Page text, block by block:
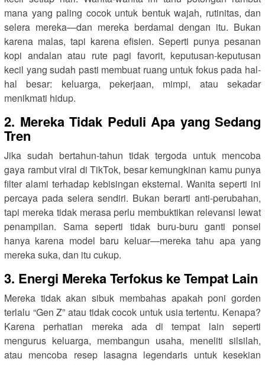
mana yang paling cocok untuk bentuk wajah, rutinitas, dan
selera mereka—dan mereka berdamai dengan itu. Bukan
karena malas, tapi karena efisien. Seperti punya pesanan
kopi andalan atau rute pagi favorit, keputusan-keputusan
kecil yang sudah pasti membuat ruang untuk fokus pada hal-
hal besar: keluarga, pekerjaan, mimpi, atau sekadar
menikmati hidup.
2. Mereka Tidak Peduli Apa yang Sedang
Tren
Jika sudah bertahun-tahun tidak tergoda untuk mencoba
gaya rambut viral di TikTok, besar kemungkinan kamu punya
filter alami terhadap kebisingan eksternal. Wanita seperti ini
percaya pada selera sendiri. Bukan berarti anti-perubahan,
tapi mereka tidak merasa perlu membuktikan relevansi lewat
penampilan. Sama seperti tidak buru-buru ganti ponsel
hanya karena model baru keluar—mereka tahu apa yang
mereka suka, dan itu cukup.
3. Energi Mereka Terfokus ke Tempat Lain
Mereka tidak akan sibuk membahas apakah poni gorden
terlalu “Gen Z” atau tidak cocok untuk usia tertentu. Kenapa?
Karena perhatian mereka ada di tempat lain seperti
mengurus keluarga, membangun usaha, meneliti silsilah,
atau mencoba resep lasagna legendaris untuk kesekian